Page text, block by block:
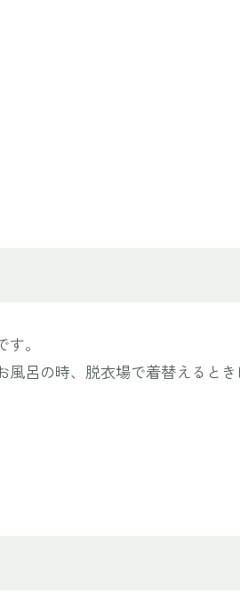
。
呂の時、脱衣場で着替えると